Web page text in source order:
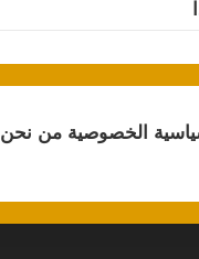
الخصوصيةمن نحن